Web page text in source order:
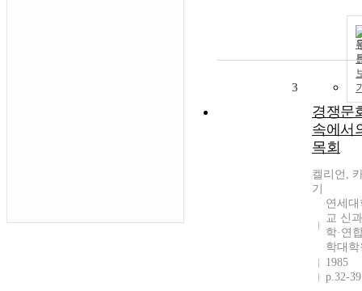
3
경쟁문
속에서
목회
켈리언,
기
연세대
교 신
학·연
학대학
1985
p.32-39